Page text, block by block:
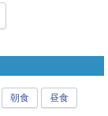
朝食 昼食